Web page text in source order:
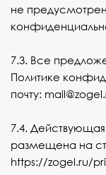
не
7.3. Все
Политике
почту:
7.4.
размещена на
https://zogel.ru/